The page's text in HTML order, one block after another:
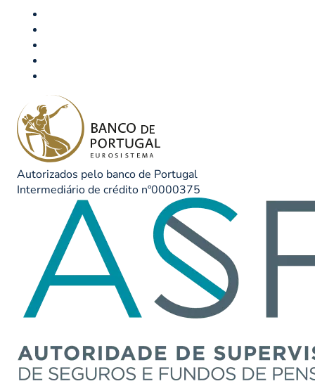
Autorizados pelo banco de Portugal
Intermediário de crédito nº0000375